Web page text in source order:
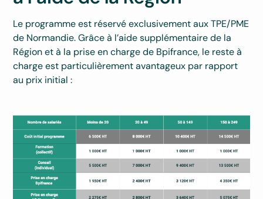
Le programme est réservé exclusivement aux TPE/PME
de Normandie. Grâce à l’aide supplémentaire de la
Région et à la prise en charge de Bpifrance, le reste à
charge est particulièrement avantageux par rapport
au prix initial :